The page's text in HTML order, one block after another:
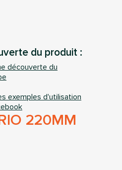
du produit :
découverte du
exemples d'utilisation
220MM